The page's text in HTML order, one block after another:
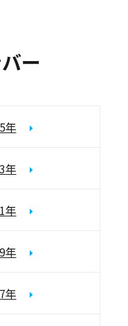
ー
年
年
年
年
年